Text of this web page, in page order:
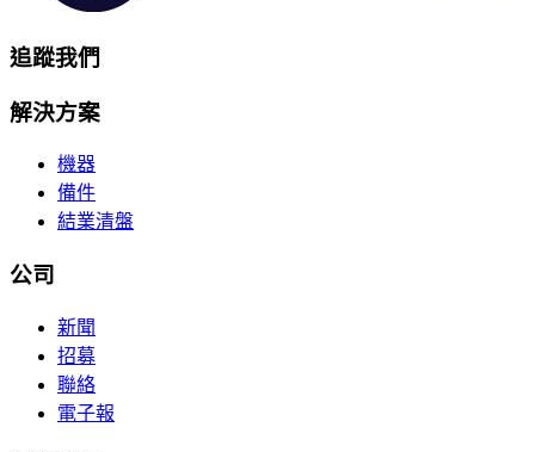
追蹤我們
解決方案
機器
備件
結業清盤
公司
新聞
招募
聯絡
電子報